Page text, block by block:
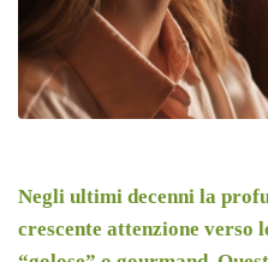
Negli ultimi decenni la
crescente attenzione verso